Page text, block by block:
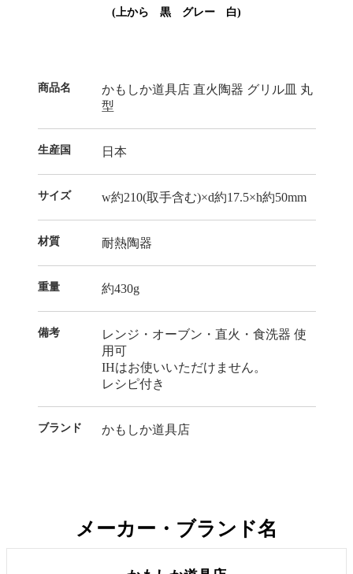
(上から 黒 グレー 白)
商品名
かもしか道具店 直火陶器 グリル皿 丸
型
生産国 日本
サイズ w約210(取手含む)×d約17.5×h約50mm
材質 耐熱陶器
重量 約430g
備考
レンジ・オーブン・直火・食洗器 使
用可
IHはお使いいただけません。
レシピ付き
ブランド かもしか道具店
メーカー・ブランド名